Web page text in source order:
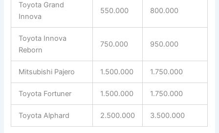
Toyota Grand
Innova
550.000 800.000
Toyota Innova
Reborn
750.000 950.000
Mitsubishi Pajero 1.500.000 1.750.000
Toyota Fortuner 1.500.000 1.750.000
Toyota Alphard 2.500.000 3.500.000